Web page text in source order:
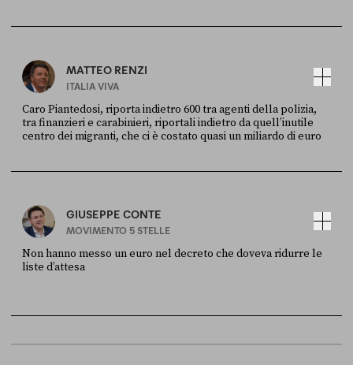
MATTEO RENZI
ITALIA VIVA
Caro Piantedosi, riporta indietro 600 tra agenti della polizia,
tra finanzieri e carabinieri, riportali indietro da quell’inutile
centro dei migranti, che ci è costato quasi un miliardo di euro
GIUSEPPE CONTE
MOVIMENTO 5 STELLE
Non hanno messo un euro nel decreto che doveva ridurre le
liste d’attesa